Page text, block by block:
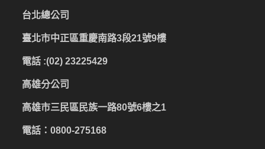
台北總公司
臺北市中正區重慶南路3段21號9樓
電話 :(02) 23225429
高雄分公司
高雄市三民區民族一路80號6樓之1
電話：0800-275168